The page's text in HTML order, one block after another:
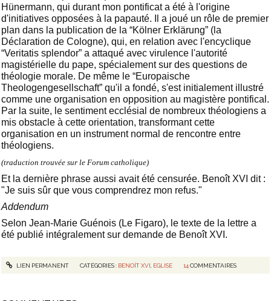
Hünermann, qui durant mon pontificat a été à l'origine
d'initiatives opposées à la papauté. Il a joué un rôle de premier
plan dans la publication de la “Kölner Erklärung” (la
Déclaration de Cologne), qui, en relation avec l'encyclique
“Veritatis splendor” a attaqué avec virulence l'autorité
magistérielle du pape, spécialement sur des questions de
théologie morale. De même le “Europaische
Theologengesellschaft” qu'il a fondé, s'est initialement illustré
comme une organisation en opposition au magistère pontifical.
Par la suite, le sentiment ecclésial de nombreux théologiens a
mis obstacle à cette orientation, transformant cette
organisation en un instrument normal de rencontre entre
théologiens.
(traduction trouvée sur le Forum catholique)
Et la dernière phrase aussi avait été censurée. Benoît XVI dit :
"Je suis sûr que vous comprendrez mon refus."
Addendum
Selon Jean-Marie Guénois (Le Figaro), le texte de la lettre a
été publié intégralement sur demande de Benoît XVI.
LIEN PERMANENT CATÉGORIES : BENOÎT XVI EGLISE 14 COMMENTAIRES